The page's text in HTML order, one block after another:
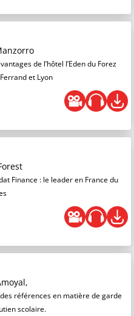
de l’hôtel l’Eden du Forez
et Lyon
Finance : le leader en France du
des références en matière de garde
scolaire.